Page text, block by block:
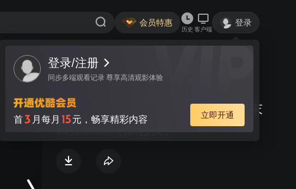
会员特惠
历史 客户端
登录
登录/注册
同步多端观看记录 尊享高清观影体验
首3 月每月 15元，畅享精彩内容 立即开通
视频 讨论
End of the world (part 2) - 世界末
日第二部 (张思安)